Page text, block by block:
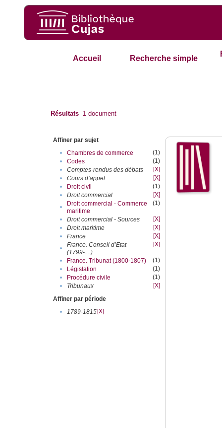
Accueil Recherche simple
Résultats 1 document
Affiner par sujet
•
Chambres de commerce
(1)
•
Codes
(1)
•
Comptes-rendus des débats
[X]
•
Cours d’appel
[X]
•
Droit civil
(1)
•
Droit commercial
[X]
•
Droit commercial - Commerce
maritime
(1)
• Droit commercial - Sources
[X]
•
Droit maritime
[X]
•
France
[X]
•
France. Conseil d’Etat
(1799-....)
[X]
• France. Tribunat (1800-1807)
(1)
•
Législation
(1)
•
Procédure civile
(1)
•
Tribunaux
[X]
Affiner par période
•
1789-1815[X]